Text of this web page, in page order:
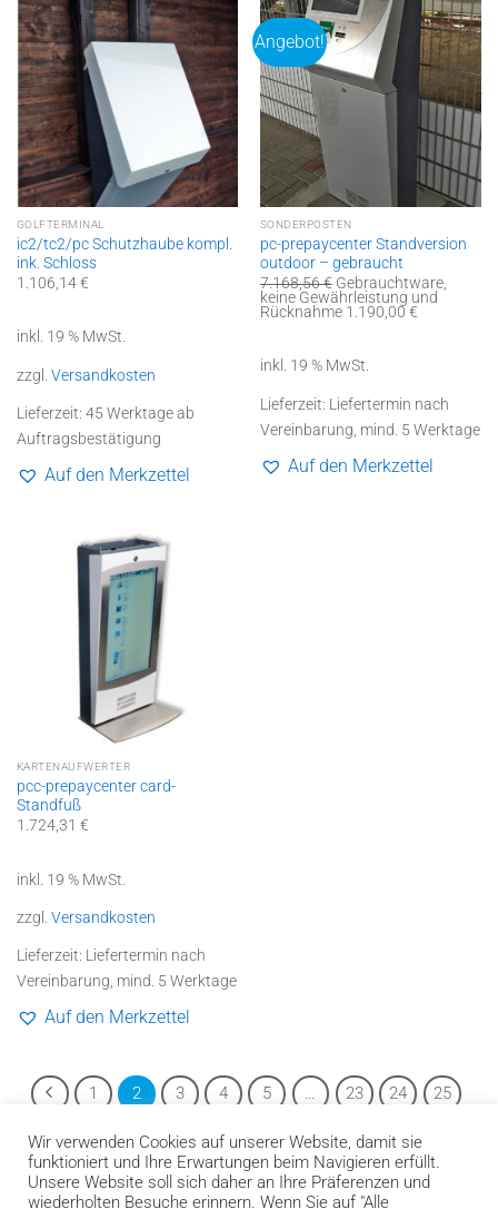
GOLFTERMINAL
ic2/tc2/pc Schutzhaube kompl.
ink. Schloss
1.106,14€
inkl. 19 % MwSt.
zzgl. Versandkosten
Lieferzeit: 45 Werktage ab
Auftragsbestätigung
Auf den Merkzettel
Angebot!
SONDERPOSTEN
pc-prepaycenter Standversion
outdoor – gebraucht
7.168,56€ Ursprünglicher
Preis
war:
7.168,56 €
Gebrauchtware,
keine Gewährleistung und
Rücknahme 1.190,00€Aktueller
inkl. 19 % MwSt.
Lieferzeit: Liefertermin nach
Vereinbarung, mind. 5 Werktage
Auf den Merkzettel
KARTENAUFWERTER
pcc-prepaycenter card-
Standfuß
1.724,31 €
inkl. 19 % MwSt.
zzgl. Versandkosten
Lieferzeit: Liefertermin nach
Vereinbarung, mind. 5 Werktage
Auf den Merkzettel
1 2 3 4 5 23 24 25
Wir verwenden Cookies auf unserer Website, damit sie
funktioniert und Ihre Erwartungen beim Navigieren erfüllt.
Unsere Website soll sich daher an Ihre Präferenzen und
wiederholten Besuche erinnern. Wenn Sie auf "Alle